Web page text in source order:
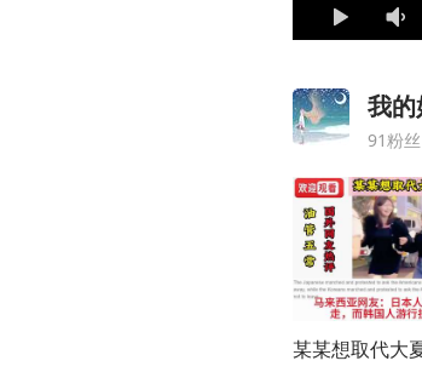
我
91粉丝
某某想取代大